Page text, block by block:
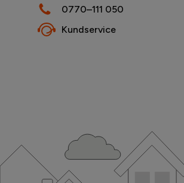
0770–111 050
Kundservice